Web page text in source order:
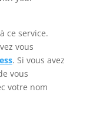
ce service.
vous
. Si vous avez
vous
votre nom